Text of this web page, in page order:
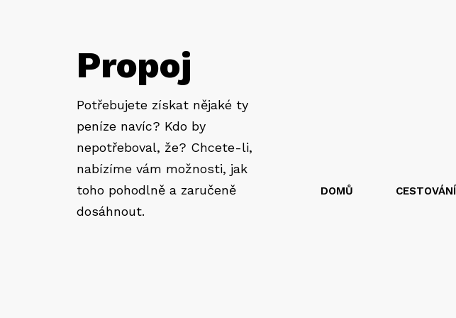
Propoj
Potřebujete získat nějaké ty
peníze navíc? Kdo by
nepotřeboval, že? Chcete-li,
nabízíme vám možnosti, jak
toho pohodlně a zaručeně
dosáhnout.
DOMŮ CESTOVÁNÍ